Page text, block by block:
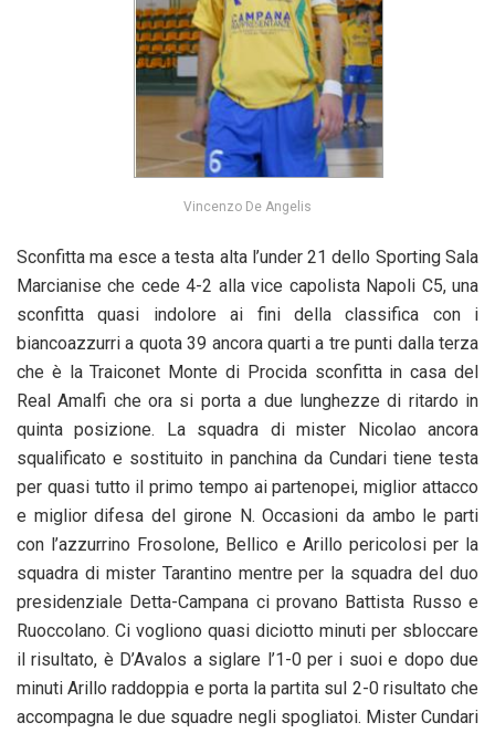
Vincenzo De Angelis
Sconfitta ma esce a testa alta l’under 21 dello Sporting Sala
Marcianise che cede 4-2 alla vice capolista Napoli C5, una
sconfitta quasi indolore ai fini della classifica con i
biancoazzurri a quota 39 ancora quarti a tre punti dalla terza
che è la Traiconet Monte di Procida sconfitta in casa del
Real Amalfi che ora si porta a due lunghezze di ritardo in
quinta posizione. La squadra di mister Nicolao ancora
squalificato e sostituito in panchina da Cundari tiene testa
per quasi tutto il primo tempo ai partenopei, miglior attacco
e miglior difesa del girone N. Occasioni da ambo le parti
con l’azzurrino Frosolone, Bellico e Arillo pericolosi per la
squadra di mister Tarantino mentre per la squadra del duo
presidenziale Detta-Campana ci provano Battista Russo e
Ruoccolano. Ci vogliono quasi diciotto minuti per sbloccare
il risultato, è D’Avalos a siglare l’1-0 per i suoi e dopo due
minuti Arillo raddoppia e porta la partita sul 2-0 risultato che
accompagna le due squadre negli spogliatoi. Mister Cundari